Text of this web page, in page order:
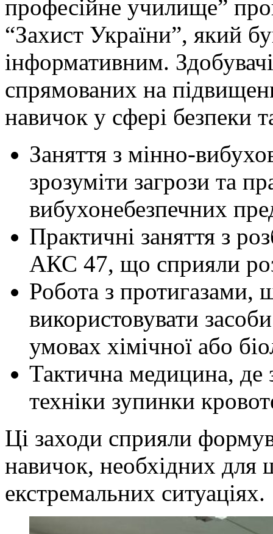
професійне училище”
“Захист України”, який
інформативним.
спрямованих на
навичок у сфері безпеки
Заняття з мінно-
зрозуміти загрози та
вибухонебезпечних
Практичні заняття з
АКС 47, що сприяли
Робота з протигазами,
використовувати
умовах хімічної або
Тактична медицина, де
техніки зупинки
Ці заходи сприяли
навичок, необхідних для
екстремальних ситуаціях.